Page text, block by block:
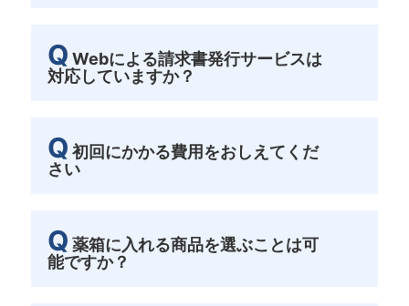
Q Webによる請求書発行サービスは
対応していますか？
Q 初回にかかる費用をおしえてくだ
さい
Q 薬箱に入れる商品を選ぶことは可
能ですか？